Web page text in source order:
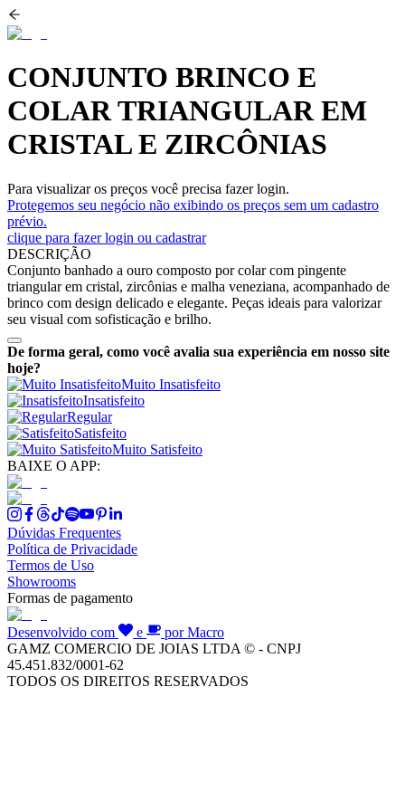
CONJUNTO BRINCO E
COLAR TRIANGULAR EM
CRISTAL E ZIRCÔNIAS
Para visualizar os preços você precisa fazer login.
Protegemos seu negócio não exibindo os preços sem um cadastro
prévio.
clique para fazer login ou cadastrar
DESCRIÇÃO
Conjunto banhado a ouro composto por colar com pingente
triangular em cristal, zircônias e malha veneziana, acompanhado de
brinco com design delicado e elegante. Peças ideais para valorizar
seu visual com sofisticação e brilho.
De forma geral, como você avalia sua experiência em nosso site
hoje?
Muito Insatisfeito
Insatisfeito
Regular
Satisfeito
Muito Satisfeito
BAIXE O APP:
Dúvidas Frequentes
Política de Privacidade
Termos de Uso
Showrooms
Formas de pagamento
Desenvolvido com e
por Macro
GAMZ COMERCIO DE JOIAS LTDA © - CNPJ
45.451.832/0001-62
TODOS OS DIREITOS RESERVADOS